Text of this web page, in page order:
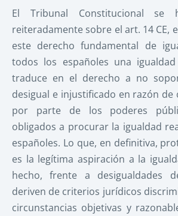
El Tribunal Constitucional se
reiteradamente sobre el art. 14 CE,
este derecho fundamental de
todos los españoles una
traduce en el derecho a no
desigual e injustificado en razón
por parte de los poderes
obligados a procurar la igualdad
españoles. Lo que, en definitiva,
es la legítima aspiración a la
hecho, frente a desigualdades
deriven de criterios jurídicos
circunstancias objetivas y